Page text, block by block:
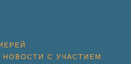
НОВОСТИ С УЧАСТИЕМ